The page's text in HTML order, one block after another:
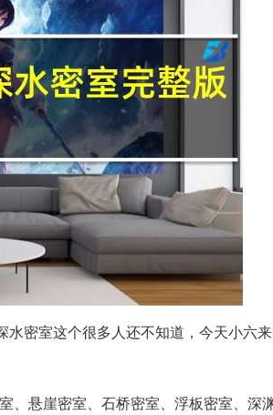
水密室这个很多人还不知道，今天小六
、悬崖密室、石桥密室、浮板密室、深